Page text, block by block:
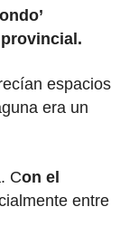
espacios
era un
Con el
entre